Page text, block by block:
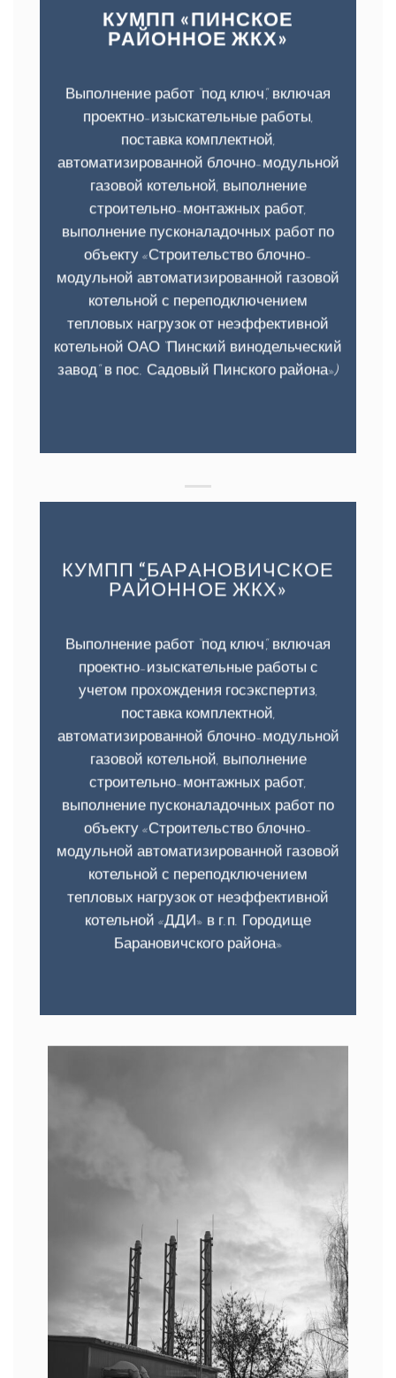
КУМПП «ПИНСКОЕ
РАЙОННОЕ ЖКХ»
Выполнение работ “под ключ”, включая
проектно-изыскательные работы,
поставка комплектной,
автоматизированной блочно-модульной
газовой котельной, выполнение
строительно-монтажных работ,
выполнение пусконаладочных работ по
объекту «Строительство блочно-
модульной автоматизированной газовой
котельной с переподключением
тепловых нагрузок от неэффективной
котельной ОАО “Пинский винодельческий
завод” в пос. Садовый Пинского района»)
КУМПП “БАРАНОВИЧСКОЕ
РАЙОННОЕ ЖКХ»
Выполнение работ “под ключ”, включая
проектно-изыскательные работы с
учетом прохождения госэкспертиз,
поставка комплектной,
автоматизированной блочно-модульной
газовой котельной, выполнение
строительно-монтажных работ,
выполнение пусконаладочных работ по
объекту «Строительство блочно-
модульной автоматизированной газовой
котельной с переподключением
тепловых нагрузок от неэффективной
котельной «ДДИ» в г.п. Городище
Барановичского района»